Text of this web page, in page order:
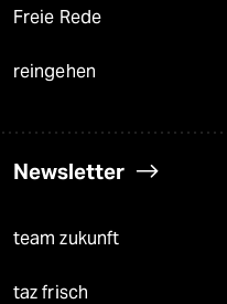
Freie Rede
reingehen
Newsletter
team zukunft
taz frisch